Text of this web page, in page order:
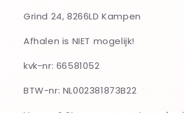
Grind 24, 8266LD Kampen
Afhalen is NIET mogelijk!
kvk-nr: 66581052
BTW-nr: NL002381873B22